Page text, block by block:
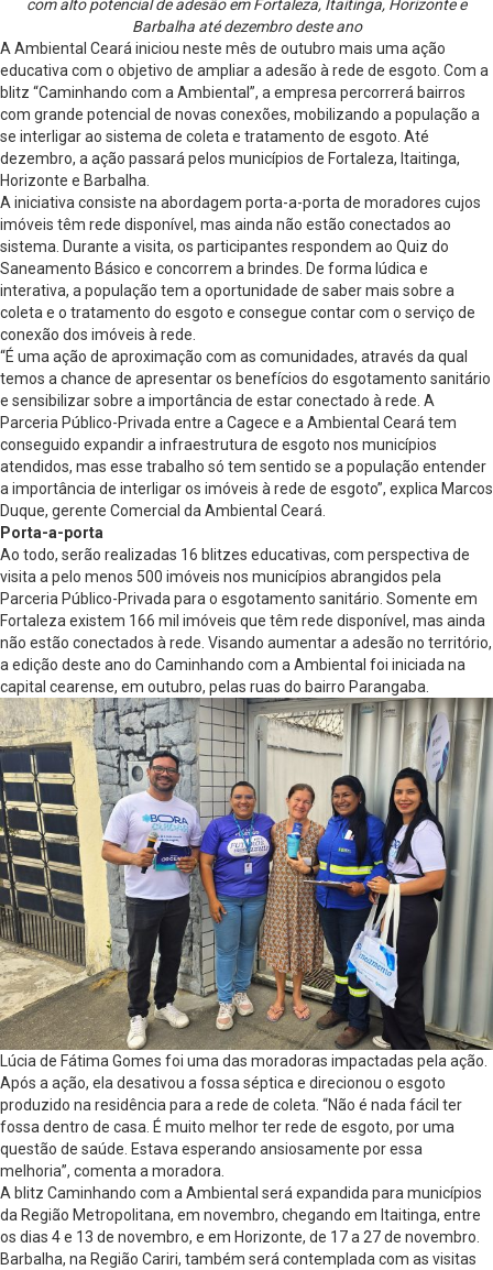
com alto potencial de adesão em Fortaleza, Itaitinga, Horizonte e
Barbalha até dezembro deste ano
A Ambiental Ceará iniciou neste mês de outubro mais uma ação
educativa com o objetivo de ampliar a adesão à rede de esgoto. Com a
blitz “Caminhando com a Ambiental”, a empresa percorrerá bairros
com grande potencial de novas conexões, mobilizando a população a
se interligar ao sistema de coleta e tratamento de esgoto. Até
dezembro, a ação passará pelos municípios de Fortaleza, Itaitinga,
Horizonte e Barbalha.
A iniciativa consiste na abordagem porta-a-porta de moradores cujos
imóveis têm rede disponível, mas ainda não estão conectados ao
sistema. Durante a visita, os participantes respondem ao Quiz do
Saneamento Básico e concorrem a brindes. De forma lúdica e
interativa, a população tem a oportunidade de saber mais sobre a
coleta e o tratamento do esgoto e consegue contar com o serviço de
conexão dos imóveis à rede.
“É uma ação de aproximação com as comunidades, através da qual
temos a chance de apresentar os benefícios do esgotamento sanitário
e sensibilizar sobre a importância de estar conectado à rede. A
Parceria Público-Privada entre a Cagece e a Ambiental Ceará tem
conseguido expandir a infraestrutura de esgoto nos municípios
atendidos, mas esse trabalho só tem sentido se a população entender
a importância de interligar os imóveis à rede de esgoto”, explica Marcos
Duque, gerente Comercial da Ambiental Ceará.
Porta-a-porta
Ao todo, serão realizadas 16 blitzes educativas, com perspectiva de
visita a pelo menos 500 imóveis nos municípios abrangidos pela
Parceria Público-Privada para o esgotamento sanitário. Somente em
Fortaleza existem 166 mil imóveis que têm rede disponível, mas ainda
não estão conectados à rede. Visando aumentar a adesão no território,
a edição deste ano do Caminhando com a Ambiental foi iniciada na
capital cearense, em outubro, pelas ruas do bairro Parangaba.
Lúcia de Fátima Gomes foi uma das moradoras impactadas pela ação.
Após a ação, ela desativou a fossa séptica e direcionou o esgoto
produzido na residência para a rede de coleta. “Não é nada fácil ter
fossa dentro de casa. É muito melhor ter rede de esgoto, por uma
questão de saúde. Estava esperando ansiosamente por essa
melhoria”, comenta a moradora.
A blitz Caminhando com a Ambiental será expandida para municípios
da Região Metropolitana, em novembro, chegando em Itaitinga, entre
os dias 4 e 13 de novembro, e em Horizonte, de 17 a 27 de novembro.
Barbalha, na Região Cariri, também será contemplada com as visitas